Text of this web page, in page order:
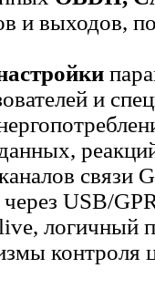
и выходов,
и
связи
USB/
логичный
контроля